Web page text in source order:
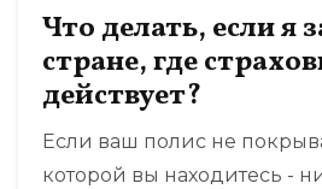
Что делать, если я
стране, где
действует?
Если ваш полис не
которой вы находитесь -